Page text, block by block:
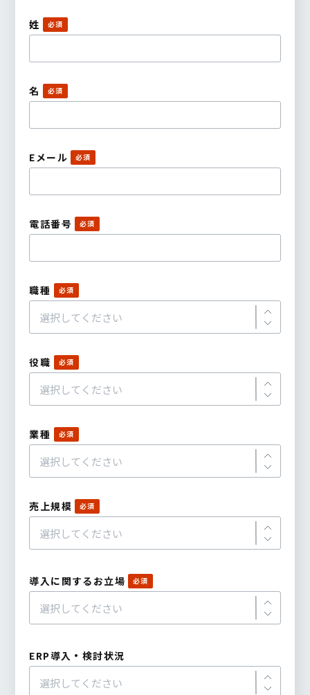
姓
名
Eメール
電話番号
職種
役職
業種
売上規模
導入に関するお立場
ERP導入・検討状況